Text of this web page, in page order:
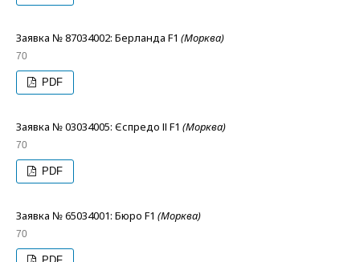
Заявка № 87034002: Берланда F1 (Морква)
70
PDF
Заявка № 03034005: Єспредо ІІ F1 (Морква)
70
PDF
Заявка № 65034001: Бюро F1 (Морква)
70